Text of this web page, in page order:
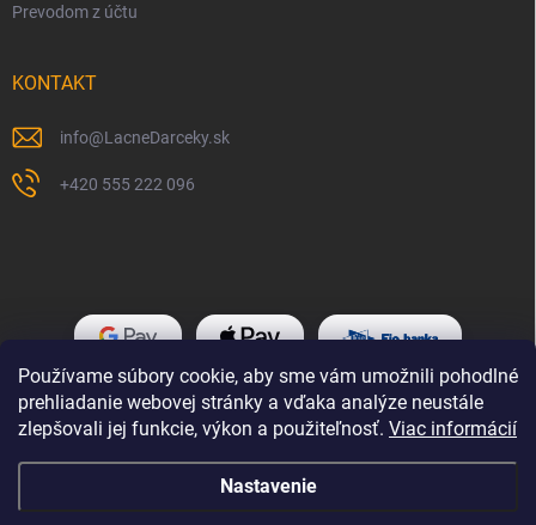
Používame súbory cookie, aby sme vám umožnili pohodlné
prehliadanie webovej stránky a vďaka analýze neustále
zlepšovali jej funkcie, výkon a použiteľnosť. Viac informácií
Nastavenie
Prevodom z účtu
KONTAKT
info@LacneDarceky.sk
+420 555 222 096